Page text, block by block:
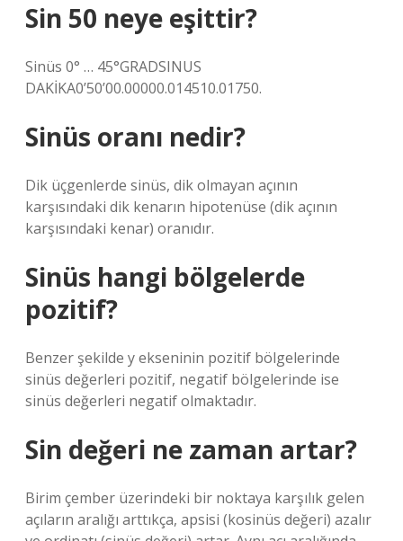
Sin 50 neye eşittir?
Sinüs 0° … 45°GRADSINUS
DAKİKA0’50’00.00000.014510.01750.
Sinüs oranı nedir?
Dik üçgenlerde sinüs, dik olmayan açının
karşısındaki dik kenarın hipotenüse (dik açının
karşısındaki kenar) oranıdır.
Sinüs hangi bölgelerde
pozitif?
Benzer şekilde y ekseninin pozitif bölgelerinde
sinüs değerleri pozitif, negatif bölgelerinde ise
sinüs değerleri negatif olmaktadır.
Sin değeri ne zaman artar?
Birim çember üzerindeki bir noktaya karşılık gelen
açıların aralığı arttıkça, apsisi (kosinüs değeri) azalır